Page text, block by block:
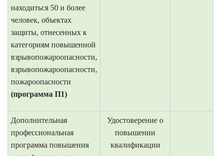
находиться 50 и более
человек, объектах
защиты, отнесенных к
категориям повышенной
взрывопожароопасности,
взрывопожароопасности,
пожароопасности
(программа П1)
Дополнительная
профессиональная
программа повышения
Удостоверение о
повышении
квалификации